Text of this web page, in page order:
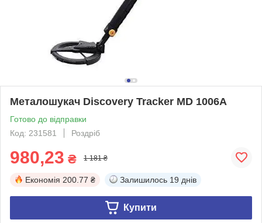
Металошукач Discovery Tracker MD 1006A
Готово до відправки
Код: 231581
Роздріб
980,23 ₴ 1 181 ₴
Економія 200.77 ₴ Залишилось 19 днів
Купити